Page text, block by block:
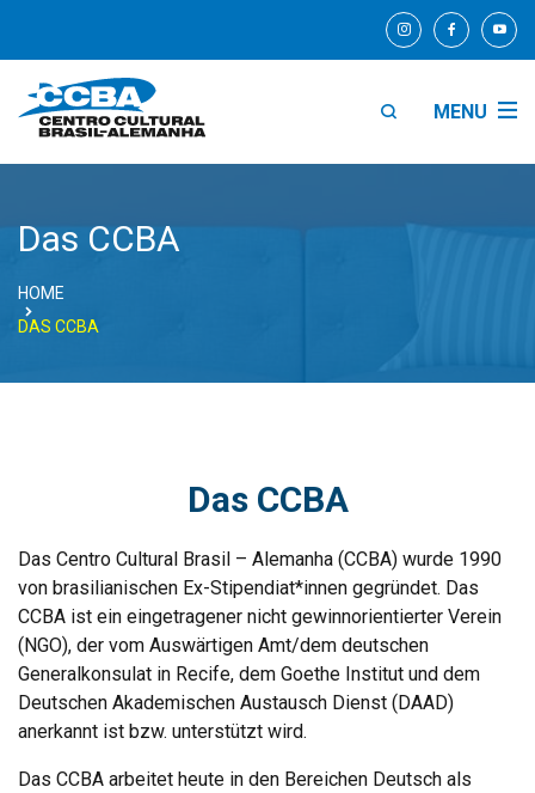
MENU
Das CCBA
HOME
DAS CCBA
Das CCBA
Das Centro Cultural Brasil – Alemanha (CCBA) wurde 1990
von brasilianischen Ex-Stipendiat*innen gegründet. Das
CCBA ist ein eingetragener nicht gewinnorientierter Verein
(NGO), der vom Auswärtigen Amt/dem deutschen
Generalkonsulat in Recife, dem Goethe Institut und dem
Deutschen Akademischen Austausch Dienst (DAAD)
anerkannt ist bzw. unterstützt wird.
Das CCBA arbeitet heute in den Bereichen Deutsch als